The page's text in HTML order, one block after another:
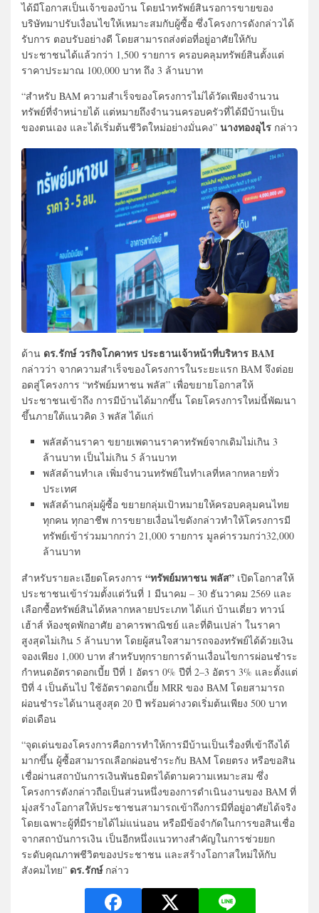
ได้มีโอกาสเป็นเจ้าของบ้าน โดยนำทรัพย์สินรอการขายของ
บริษัทมาปรับเงื่อนไขให้เหมาะสมกับผู้ซื้อ ซึ่งโครงการดังกล่าวได้
รับการ ตอบรับอย่างดี โดยสามารถส่งต่อที่อยู่อาศัยให้กับ
ประชาชนได้แล้วกว่า 1,500 รายการ ครอบคลุมทรัพย์สินตั้งแต่
ราคาประมาณ 100,000 บาท ถึง 3 ล้านบาท
“สำหรับ BAM ความสำเร็จของโครงการไม่ได้วัดเพียงจำนวน
ทรัพย์ที่จำหน่ายได้ แต่หมายถึงจำนวนครอบครัวที่ได้มีบ้านเป็น
ของตนเอง และได้เริ่มต้นชีวิตใหม่อย่างมั่นคง” นางทองอุไร กล่าว
ด้าน ดร.รักษ์ วรกิจโภคาทร ประธานเจ้าหน้าที่บริหาร BAM
กล่าวว่า จากความสำเร็จของโครงการในระยะแรก BAM จึงต่อย
อดสู่โครงการ “ทรัพย์มหาชน พลัส” เพื่อขยายโอกาสให้
ประชาชนเข้าถึง การมีบ้านได้มากขึ้น โดยโครงการใหม่นี้พัฒนา
ขึ้นภายใต้แนวคิด 3 พลัส ได้แก่
พลัสด้านราคา ขยายเพดานราคาทรัพย์จากเดิมไม่เกิน 3
ล้านบาท เป็นไม่เกิน 5 ล้านบาท
พลัสด้านทำเล เพิ่มจำนวนทรัพย์ในทำเลที่หลากหลายทั่ว
ประเทศ
พลัสด้านกลุ่มผู้ซื้อ ขยายกลุ่มเป้าหมายให้ครอบคลุมคนไทย
ทุกคน ทุกอาชีพ การขยายเงื่อนไขดังกล่าวทำให้โครงการมี
ทรัพย์เข้าร่วมมากกว่า 21,000 รายการ มูลค่ารวมกว่า32,000
ล้านบาท
สำหรับรายละเอียดโครงการ “ทรัพย์มหาชน พลัส” เปิดโอกาสให้
ประชาชนเข้าร่วมตั้งแต่วันที่ 1 มีนาคม – 30 ธันวาคม 2569 และ
เลือกซื้อทรัพย์สินได้หลากหลายประเภท ได้แก่ บ้านเดี่ยว ทาวน์
เฮ้าส์ ห้องชุดพักอาศัย อาคารพาณิชย์ และที่ดินเปล่า ในราคา
สูงสุดไม่เกิน 5 ล้านบาท โดยผู้สนใจสามารถจองทรัพย์ได้ด้วยเงิน
จองเพียง 1,000 บาท สำหรับทุกรายการด้านเงื่อนไขการผ่อนชำระ
กำหนดอัตราดอกเบี้ย ปีที่ 1 อัตรา 0% ปีที่ 2–3 อัตรา 3% และตั้งแต่
ปีที่ 4 เป็นต้นไป ใช้อัตราดอกเบี้ย MRR ของ BAM โดยสามารถ
ผ่อนชำระได้นานสูงสุด 20 ปี พร้อมค่างวดเริ่มต้นเพียง 500 บาท
ต่อเดือน
“จุดเด่นของโครงการคือการทำให้การมีบ้านเป็นเรื่องที่เข้าถึงได้
มากขึ้น ผู้ซื้อสามารถเลือกผ่อนชำระกับ BAM โดยตรง หรือขอสิน
เชื่อผ่านสถาบันการเงินพันธมิตรได้ตามความเหมาะสม ซึ่ง
โครงการดังกล่าวถือเป็นส่วนหนึ่งของการดำเนินงานของ BAM ที่
มุ่งสร้างโอกาสให้ประชาชนสามารถเข้าถึงการมีที่อยู่อาศัยได้จริง
โดยเฉพาะผู้ที่มีรายได้ไม่แน่นอน หรือมีข้อจำกัดในการขอสินเชื่อ
จากสถาบันการเงิน เป็นอีกหนึ่งแนวทางสำคัญในการช่วยยก
ระดับคุณภาพชีวิตของประชาชน และสร้างโอกาสใหม่ให้กับ
สังคมไทย” ดร.รักษ์กล่าว